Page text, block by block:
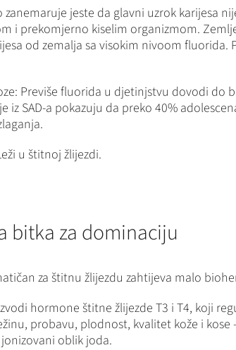
jeste da glavni uzrok karijesa
i prekomjerno kiselim organizmom.
od zemalja sa visokim nivoom
Previše fluorida u djetinjstvu dovodi do
SAD-a pokazuju da preko 40%
u štitnoj žlijezdi.
bitka za dominaciju
za štitnu žlijezdu zahtijeva malo
hormone štitne žlijezde T3 i T4, koji
probavu, plodnost, kvalitet kože i
oblik joda.